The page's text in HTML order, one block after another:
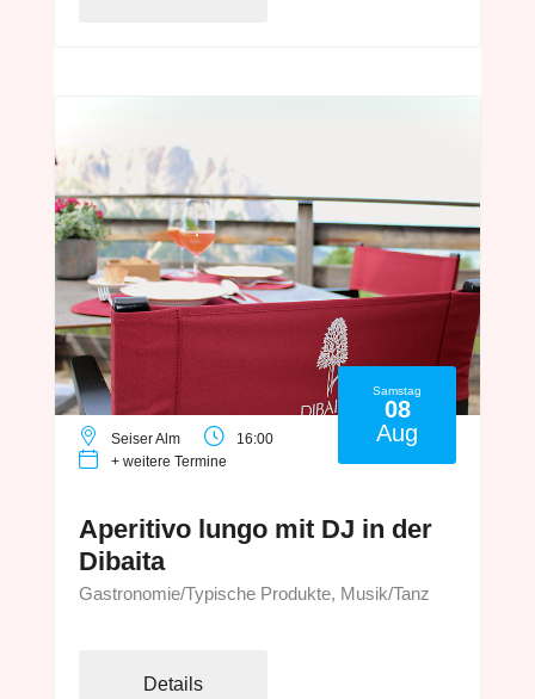
Samstag
08
Aug
Seiser Alm
16:00
+ weitere Termine
Aperitivo lungo mit DJ in der
Dibaita
Gastronomie/Typische Produkte, Musik/Tanz
Details